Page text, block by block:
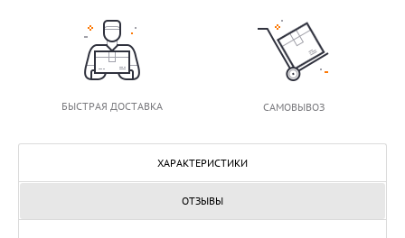
БЫСТРАЯ ДОСТАВКА САМОВЫВОЗ
ХАРАКТЕРИСТИКИ
ОТЗЫВЫ